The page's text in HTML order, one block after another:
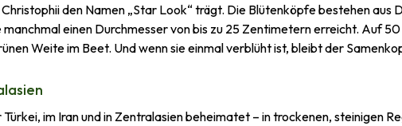
Christophii den Namen „Star Look“ trägt. Die Blütenköpfe bestehen
einen Durchmesser von bis zu 25 Zentimetern erreicht. Auf
Weite im Beet. Und wenn sie einmal verblüht ist, bleibt der
Türkei, im Iran und in Zentralasien beheimatet – in trockenen, steinigen